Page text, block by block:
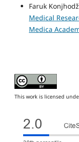
Faruk
Medical
Medica
This work is licensed